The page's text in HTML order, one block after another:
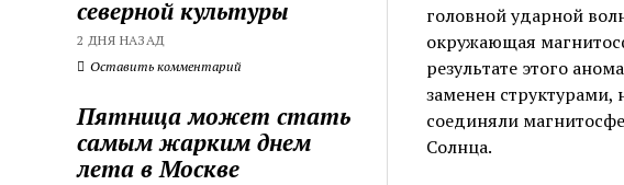
северной культуры
2 ДНЯ НАЗАД
Оставить комментарий
Пятница может стать
самым жарким днем
лета в Москве
головной ударной
окружающая
результате этого
заменен
соединяли
Солнца.